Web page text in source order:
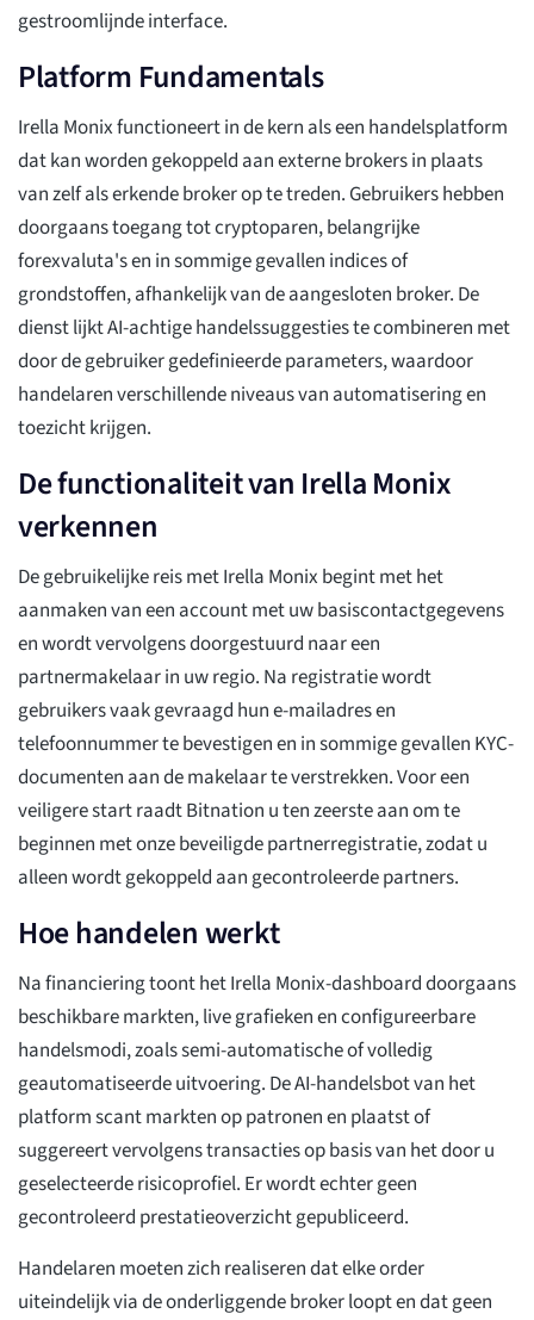
gestroomlijnde interface.
Platform Fundamentals
Irella Monix functioneert in de kern als een handelsplatform
dat kan worden gekoppeld aan externe brokers in plaats
van zelf als erkende broker op te treden. Gebruikers hebben
doorgaans toegang tot cryptoparen, belangrijke
forexvaluta's en in sommige gevallen indices of
grondstoffen, afhankelijk van de aangesloten broker. De
dienst lijkt AI-achtige handelssuggesties te combineren met
door de gebruiker gedefinieerde parameters, waardoor
handelaren verschillende niveaus van automatisering en
toezicht krijgen.
De functionaliteit van Irella Monix
verkennen
De gebruikelijke reis met Irella Monix begint met het
aanmaken van een account met uw basiscontactgegevens
en wordt vervolgens doorgestuurd naar een
partnermakelaar in uw regio. Na registratie wordt
gebruikers vaak gevraagd hun e-mailadres en
telefoonnummer te bevestigen en in sommige gevallen KYC-
documenten aan de makelaar te verstrekken. Voor een
veiligere start raadt Bitnation u ten zeerste aan om te
beginnen met onze beveiligde partnerregistratie, zodat u
alleen wordt gekoppeld aan gecontroleerde partners.
Hoe handelen werkt
Na financiering toont het Irella Monix-dashboard doorgaans
beschikbare markten, live grafieken en configureerbare
handelsmodi, zoals semi-automatische of volledig
geautomatiseerde uitvoering. De AI-handelsbot van het
platform scant markten op patronen en plaatst of
suggereert vervolgens transacties op basis van het door u
geselecteerde risicoprofiel. Er wordt echter geen
gecontroleerd prestatieoverzicht gepubliceerd.
Handelaren moeten zich realiseren dat elke order
uiteindelijk via de onderliggende broker loopt en dat geen